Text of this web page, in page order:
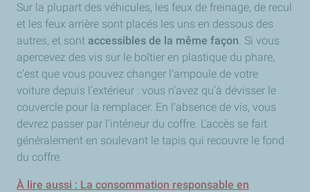
Sur la plupart des véhicules, les feux de freinage, de recul
et les feux arrière sont placés les uns en dessous des
autres, et sont accessibles de la même façon. Si vous
apercevez des vis sur le boîtier en plastique du phare,
c’est que vous pouvez changer l’ampoule de votre
voiture depuis l’extérieur : vous n’avez qu’à dévisser le
couvercle pour la remplacer. En l’absence de vis, vous
devrez passer par l’intérieur du coffre. L’accès se fait
généralement en soulevant le tapis qui recouvre le fond
du coffre.
À lire aussi : La consommation responsable en